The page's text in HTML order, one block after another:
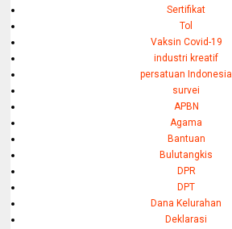
Sertifikat
Tol
Vaksin Covid-19
industri kreatif
persatuan Indonesia
survei
APBN
Agama
Bantuan
Bulutangkis
DPR
DPT
Dana Kelurahan
Deklarasi